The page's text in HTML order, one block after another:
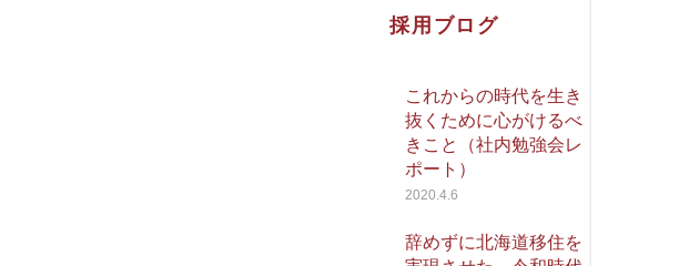
採用ブログ
これからの時代を生き
抜くために心がけるべ
きこと（社内勉強会レ
ポート）
2020.4.6
辞めずに北海道移住を